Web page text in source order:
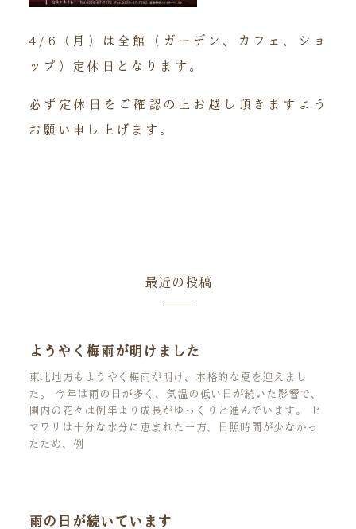
4/6（月）は全館（ガーデン、カフェ、ショ
ップ）定休日となります。
必ず定休日をご確認の上お越し頂きますよう
お願い申し上げます。
最近の投稿
ようやく梅雨が明けました
東北地方もようやく梅雨が明け、本格的な夏を迎えまし
た。 今年は雨の日が多く、気温の低い日が続いた影響で、
園内の花々は例年より成長がゆっくりと進んでいます。 ヒ
マワリは十分な水分に恵まれた一方、日照時間が少なかっ
たため、例
雨の日が続いています